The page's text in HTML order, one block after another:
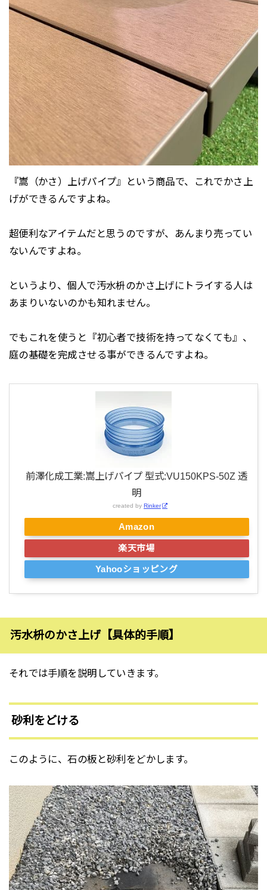
『嵩（かさ）上げパイプ』という商品で、これでかさ上
げができるんですよね。
超便利なアイテムだと思うのですが、あんまり売ってい
ないんですよね。
というより、個人で汚水枡のかさ上げにトライする人は
あまりいないのかも知れません。
でもこれを使うと『初心者で技術を持ってなくても』、
庭の基礎を完成させる事ができるんですよね。
前澤化成工業:嵩上げパイプ 型式:VU150KPS-50Z 透
明
created by Rinker
Amazon
楽天市場
Yahooショッピング
汚水枡のかさ上げ【具体的手順】
それでは手順を説明していきます。
砂利をどける
このように、石の板と砂利をどかします。